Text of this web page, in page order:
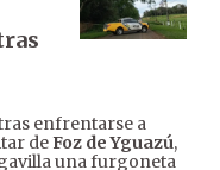
enfrentarse a
deFoz de Yguazú,
una furgoneta